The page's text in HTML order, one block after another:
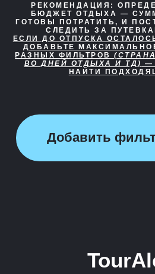
РЕКОМЕНДАЦИЯ:
БЮДЖЕТ ОТДЫХА —
ГОТОВЫ ПОТРАТИТЬ, И
СЛЕДИТЬ ЗА
ЕСЛИ ДО ОТПУСКА
ДОБАВЬТЕ
РАЗНЫХ ФИЛЬТРОВ
ВО ДНЕЙ ОТДЫХА И ТД) —
НАЙТИ
Добавить